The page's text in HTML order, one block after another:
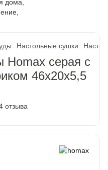
Настольные сушки
Homax серая с
46х20х5,5
отзыва